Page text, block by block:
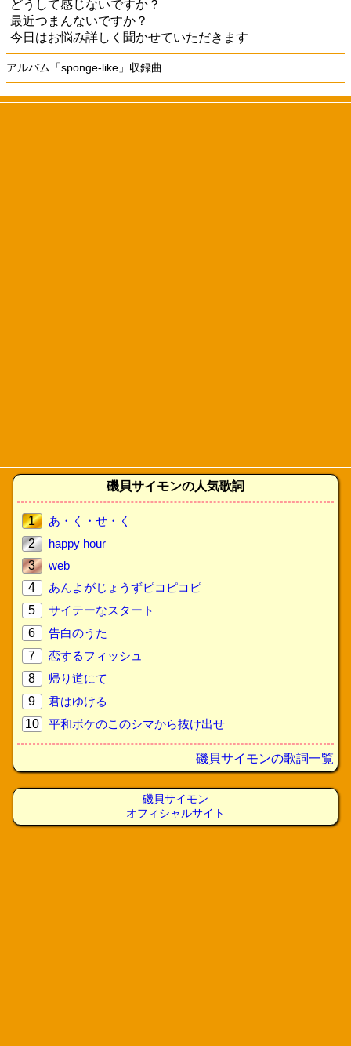
どうして感じないですか？
最近つまんないですか？
今日はお悩み詳しく聞かせていただきます
アルバム「sponge-like」収録曲
磯貝サイモンの人気歌詞
1
あ・く・せ・く
2
happy hour
3
web
4
あんよがじょうずピコピコピ
5
サイテーなスタート
6
告白のうた
7
恋するフィッシュ
8
帰り道にて
9
君はゆける
10
平和ボケのこのシマから抜け出せ
磯貝サイモンの歌詞一覧
磯貝サイモン
オフィシャルサイト